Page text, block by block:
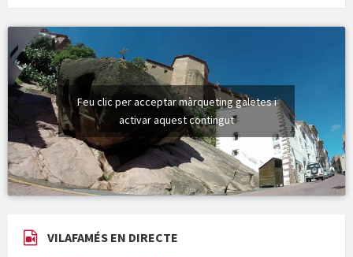
Feu clic per acceptar màrqueting galetes i
activar aquest contingut
VILAFAMÉS EN DIRECTE